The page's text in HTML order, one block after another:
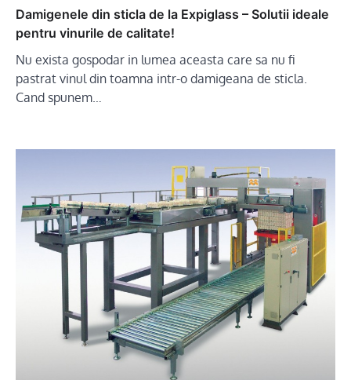
Damigenele din sticla de la Expiglass – Solutii ideale
pentru vinurile de calitate!
Nu exista gospodar in lumea aceasta care sa nu fi
pastrat vinul din toamna intr-o damigeana de sticla.
Cand spunem…